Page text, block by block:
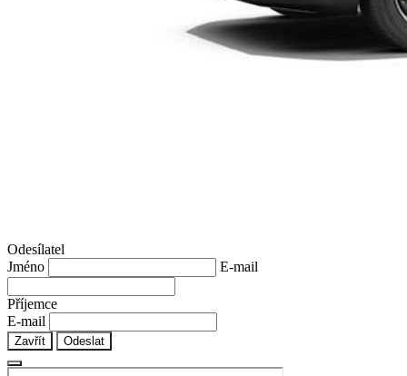
Odesílatel
Jméno
E-mail
Příjemce
E-mail
Zavřít Odeslat